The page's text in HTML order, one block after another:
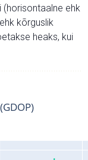
(horisontaalne ehk
kõrguslik
heaks, kui